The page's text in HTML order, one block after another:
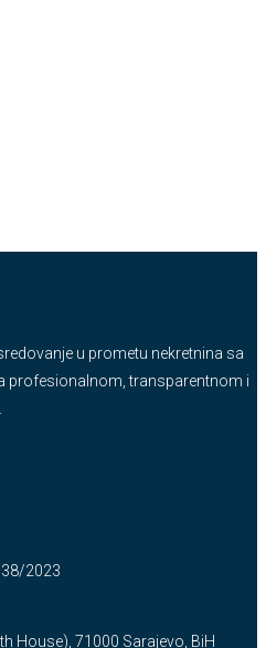
u prometu nekretnina sa
profesionalnom, transparentnom i
2023
House), 71000 Sarajevo, BiH